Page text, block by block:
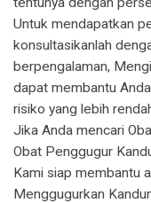
Untuk mendapatkan
konsultasikanlah
berpengalaman,
dapat membantu
risiko yang lebih
Jika Anda mencari
Obat Penggugur
Kami siap membantu
Menggugurkan